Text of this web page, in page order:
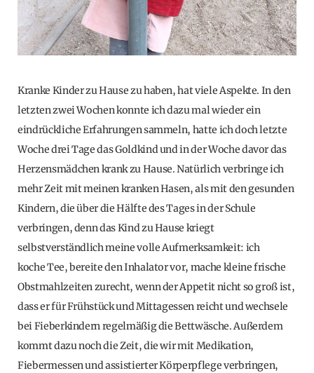
Kranke Kinder zu Hause zu haben, hat viele Aspekte. In den
letzten zwei Wochen konnte ich dazu mal wieder ein
eindrückliche Erfahrungen sammeln, hatte ich doch letzte
Woche drei Tage das Goldkind und in der Woche davor das
Herzensmädchen krank zu Hause. Natürlich verbringe ich
mehr Zeit mit meinen kranken Hasen, als mit den gesunden
Kindern, die über die Hälfte des Tages in der Schule
verbringen, denn das Kind zu Hause kriegt
selbstverständlich meine volle Aufmerksamkeit: ich
koche Tee, bereite den Inhalator vor, mache kleine frische
Obstmahlzeiten zurecht, wenn der Appetit nicht so groß ist,
dass er für Frühstück und Mittagessen reicht und wechsele
bei Fieberkindern regelmäßig die Bettwäsche. Außerdem
kommt dazu noch die Zeit, die wir mit Medikation,
Fiebermessen und assistierter Körperpflege verbringen,